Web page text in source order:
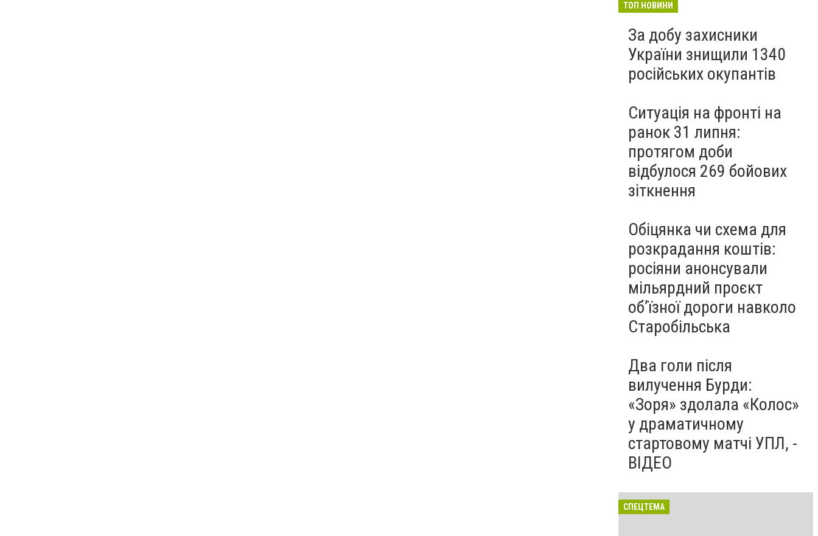
ТОП НОВИНИ
За добу захисники
України знищили 1340
російських окупантів
Ситуація на фронті на
ранок 31 липня:
протягом доби
відбулося 269 бойових
зіткнення
Обіцянка чи схема для
розкрадання коштів:
росіяни анонсували
мільярдний проєкт
об’їзної дороги навколо
Старобільська
Два голи після
вилучення Бурди:
«Зоря» здолала «Колос»
у драматичному
стартовому матчі УПЛ, -
ВІДЕО
СПЕЦТЕМА